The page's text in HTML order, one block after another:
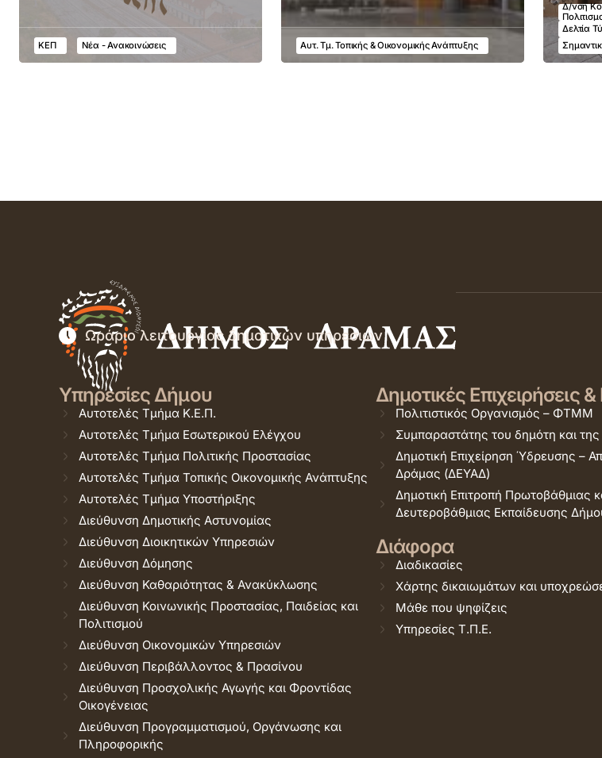
ΚΕΠ Νέα - Ανακοινώσεις Αυτ. Τμ. Τοπικής & Οικονομικής Ανάπτυξης
Δ/νση
Δελτία
Ωράριο λειτουργίας δημοτικών υπηρεσιών
Υπηρεσίες Δήμου
Αυτοτελές Τμήμα Κ.Ε.Π.
Αυτοτελές Τμήμα Εσωτερικού Ελέγχου
Αυτοτελές Τμήμα Πολιτικής Προστασίας
Αυτοτελές Τμήμα Τοπικής Οικονομικής Ανάπτυξης
Αυτοτελές Τμήμα Υποστήριξης
Διεύθυνση Δημοτικής Αστυνομίας
Διεύθυνση Διοικητικών Υπηρεσιών
Διεύθυνση Δόμησης
Διεύθυνση Καθαριότητας & Ανακύκλωσης
Διεύθυνση Κοινωνικής Προστασίας, Παιδείας και
Πολιτισμού
Διεύθυνση Οικονομικών Υπηρεσιών
Διεύθυνση Περιβάλλοντος & Πρασίνου
Διεύθυνση Προσχολικής Αγωγής και Φροντίδας
Οικογένειας
Διεύθυνση Προγραμματισμού, Οργάνωσης και
Πληροφορικής
Δημοτικές Επιχειρήσεις
Πολιτιστικός Οργανισμός – ΦΤΜΜ
Συμπαραστάτης του δημότη και της
Δημοτική Επιχείρηση Ύδρευσης –
Δράμας (ΔΕΥΑΔ)
Δημοτική Επιτροπή Πρωτοβάθμιας
Δευτεροβάθμιας Εκπαίδευσης
Διάφορα
Διαδικασίες
Χάρτης δικαιωμάτων και
Μάθε που ψηφίζεις
Υπηρεσίες Τ.Π.Ε.